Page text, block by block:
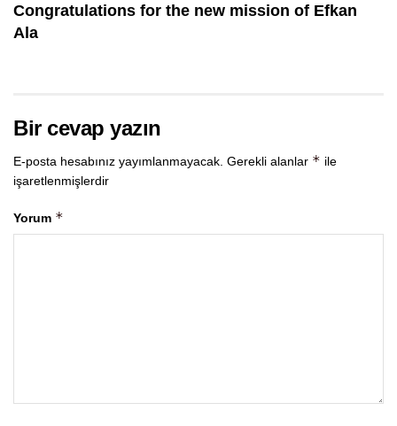
Congratulations for the new mission of Efkan
Ala
Bir cevap yazın
E-posta hesabınız yayımlanmayacak. Gerekli alanlar * ile
işaretlenmişlerdir
Yorum *